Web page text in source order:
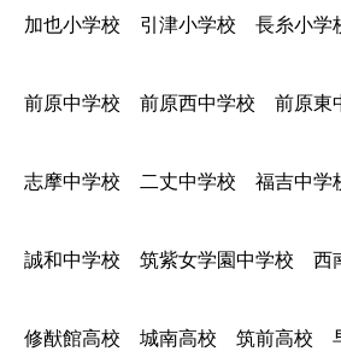
加也小学校 引津小学校 長糸小学
前原中学校 前原西中学校 前原東
志摩中学校 二丈中学校 福吉中学
誠和中学校 筑紫女学園中学校 西
修猷館高校 城南高校 筑前高校